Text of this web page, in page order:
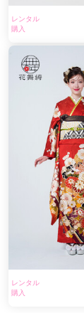
レンタル
購入
レンタル
購入